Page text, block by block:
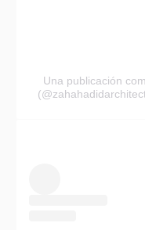
Una publicación